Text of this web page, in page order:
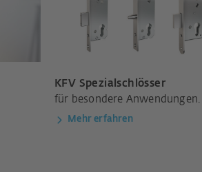
KFV Spezialschlösser
für besondere Anwendungen.
Mehr erfahren